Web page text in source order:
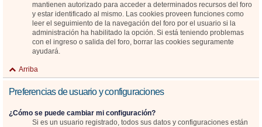
mantienen autorizado para acceder a determinados recursos del foro
y estar identificado al mismo. Las cookies proveen funciones como
leer el seguimiento de la navegación del foro por el usuario si la
administración ha habilitado la opción. Si está teniendo problemas
con el ingreso o salida del foro, borrar las cookies seguramente
ayudará.
Arriba
Preferencias de usuario y configuraciones
¿Cómo se puede cambiar mi configuración?
Si es un usuario registrado, todos sus datos y configuraciones están